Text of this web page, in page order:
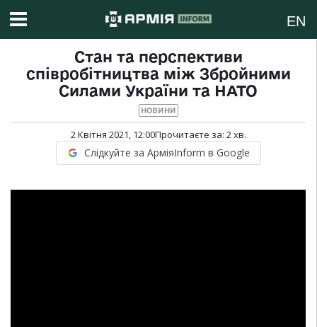
EN
Стан та перспективи
співробітництва між Збройними
Силами України та НАТО
НОВИНИ
2 Квітня 2021, 12:00Прочитаєте за: 2хв.
Слідкуйте за АрміяInform в Google